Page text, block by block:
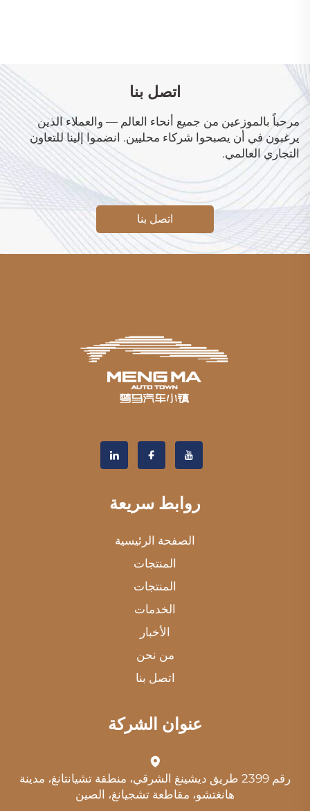
اتصل بنا
مرحباً بالموزعين من جميع أنحاء العالم — والعملاء الذين
يرغبون في أن يصبحوا شركاء محليين. انضموا إلينا للتعاون
التجاري العالمي.
اتصل بنا
روابط سريعة
الصفحة الرئيسية
المنتجات
المنتجات
الخدمات
الأخبار
من نحن
اتصل بنا
عنوان الشركة
رقم 2399 طريق ديشينغ الشرقي، منطقة تشيانتانغ، مدينة
هانغتشو، مقاطعة تشجيانغ، الصين